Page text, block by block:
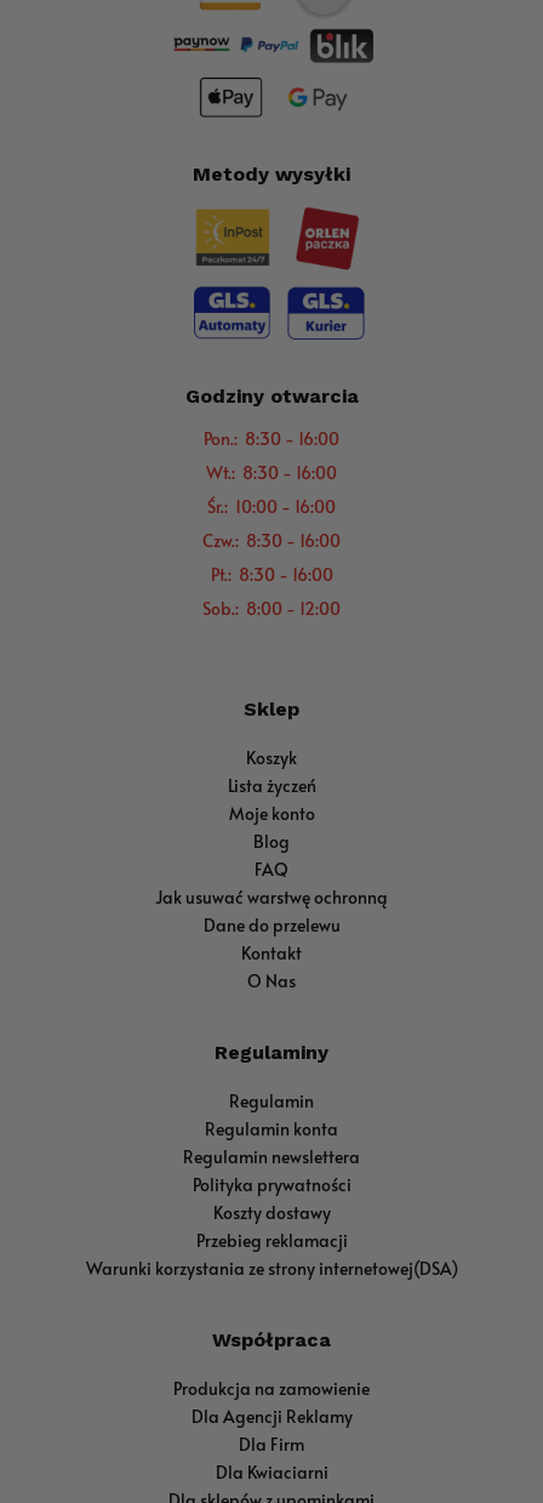
Metody wysyłki
Godziny otwarcia
Pon.: 8:30 - 16:00
Wt.: 8:30 - 16:00
Śr.: 10:00 - 16:00
Czw.: 8:30 - 16:00
Pt.: 8:30 - 16:00
Sob.: 8:00 - 12:00
Sklep
Koszyk
Lista życzeń
Moje konto
Blog
FAQ
Jak usuwać warstwę ochronną
Dane do przelewu
Kontakt
O Nas
Regulaminy
Regulamin
Regulamin konta
Regulamin newslettera
Polityka prywatności
Koszty dostawy
Przebieg reklamacji
Warunki korzystania ze strony internetowej(DSA)
Współpraca
Produkcja na zamowienie
Dla Agencji Reklamy
Dla Firm
Dla Kwiaciarni